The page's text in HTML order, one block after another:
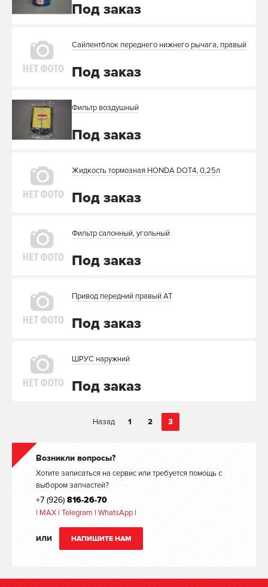
Под заказ
Сайлентблок переднего нижнего рычага, правый
Под заказ
Фильтр воздушный
Под заказ
Жидкость тормозная HONDA DOT4, 0,25л
Под заказ
Фильтр салонный, угольный
Под заказ
Привод передний правый AT
Под заказ
ШРУС наружний
Под заказ
Назад 1 2 3
Возникли вопросы?
Хотите записаться на сервис или требуется помощь с
выбором запчастей?
+7 (926) 816-26-70
| MAX | Telegram | WhatsApp |
ИЛИ НАПИШИТЕ НАМ